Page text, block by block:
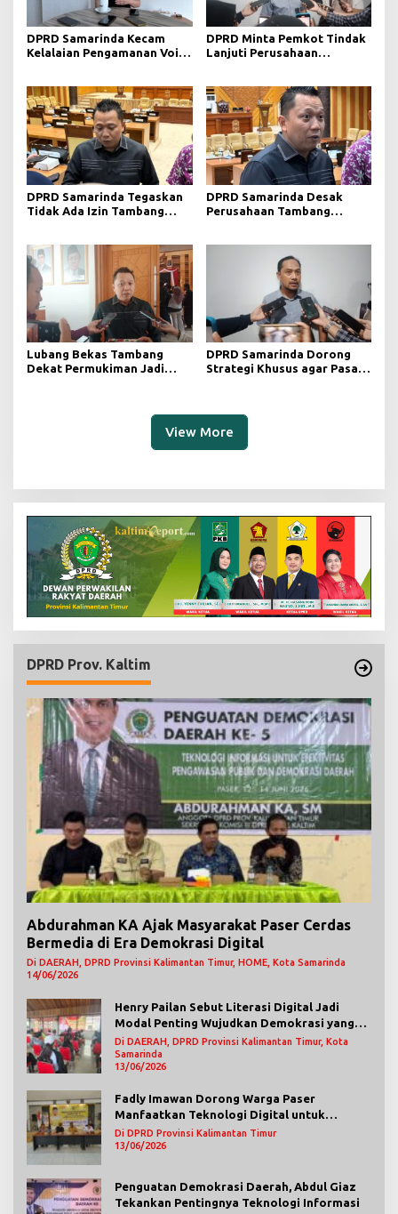
DPRD Samarinda Kecam
Kelalaian Pengamanan Void
DPRD Minta Pemkot Tindak
Lanjuti Perusahaan
DPRD Samarinda Tegaskan
Tidak Ada Izin Tambang
DPRD Samarinda Desak
Perusahaan Tambang
Lubang Bekas Tambang
Dekat Permukiman Jadi
DPRD Samarinda Dorong
Strategi Khusus agar Pasar
View More
DPRD Prov. Kaltim
Abdurahman KA Ajak Masyarakat Paser Cerdas
Bermedia di Era Demokrasi Digital
Di DAERAH, DPRD Provinsi Kalimantan Timur, HOME, Kota Samarinda
14/06/2026
Henry Pailan Sebut Literasi Digital Jadi
Modal Penting Wujudkan Demokrasi yang
Lebih Terbuka
Di DAERAH, DPRD Provinsi Kalimantan Timur, Kota
Samarinda
13/06/2026
Fadly Imawan Dorong Warga Paser
Manfaatkan Teknologi Digital untuk
Mengawasi Jalannya Pemerintahan
Di DPRD Provinsi Kalimantan Timur
13/06/2026
Penguatan Demokrasi Daerah, Abdul Giaz
Tekankan Pentingnya Teknologi Informasi